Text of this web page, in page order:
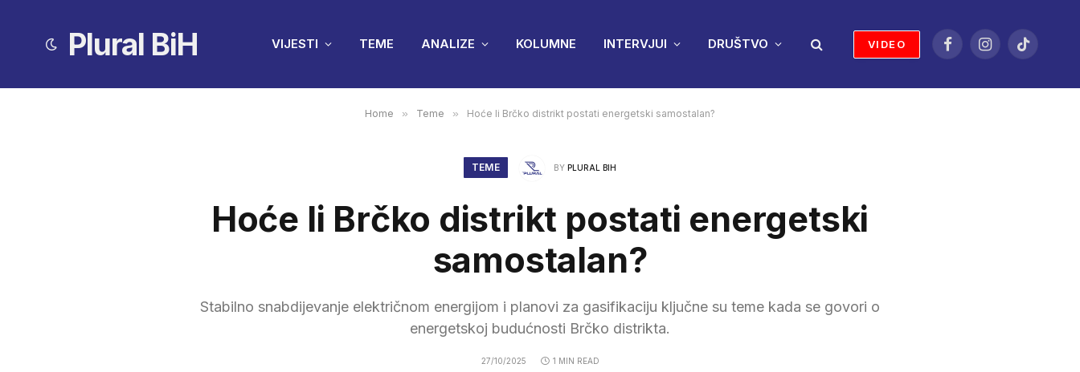
Plural BiH VIJESTI TEME ANALIZE KOLUMNE INTERVJUI DRUŠTVO VIDEO
FacebookInstagramTikTok
Home » Teme » Hoće li Brčko distrikt postati energetski samostalan?
TEME BY PLURAL BIH
Hoće li Brčko distrikt postati energetski
samostalan?
Stabilno snabdijevanje električnom energijom i planovi za gasifikaciju ključne su teme kada se govori o
energetskoj budućnosti Brčko distrikta.
27/10/2025 1 MIN READ